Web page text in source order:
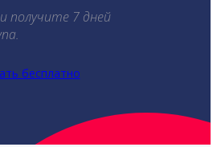
получите 7 дней
бесплатно